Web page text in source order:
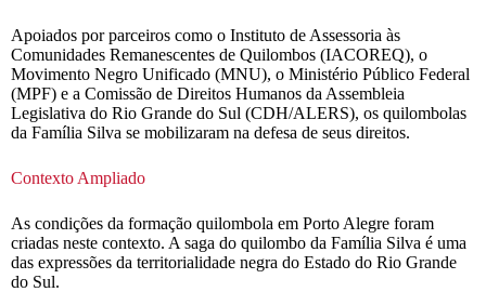
Apoiados por parceiros como o Instituto de Assessoria às
Comunidades Remanescentes de Quilombos (IACOREQ), o
Movimento Negro Unificado (MNU), o Ministério Público Federal
(MPF) e a Comissão de Direitos Humanos da Assembleia
Legislativa do Rio Grande do Sul (CDH/ALERS), os quilombolas
da Família Silva se mobilizaram na defesa de seus direitos.
Contexto Ampliado
As condições da formação quilombola em Porto Alegre foram
criadas neste contexto. A saga do quilombo da Família Silva é uma
das expressões da territorialidade negra do Estado do Rio Grande
do Sul.